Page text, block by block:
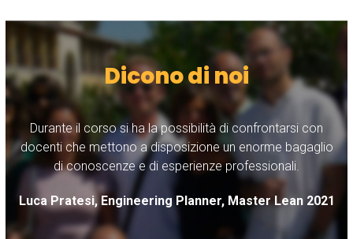
Dicono di noi
Durante il corso si ha la possibilità di confrontarsi con
docenti che mettono a disposizione un enorme bagaglio
di conoscenze e di esperienze professionali.
Luca Pratesi, Engineering Planner, Master Lean 2021